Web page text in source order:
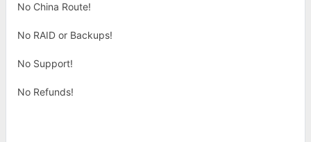
No China Route!
No RAID or Backups!
No Support!
No Refunds!